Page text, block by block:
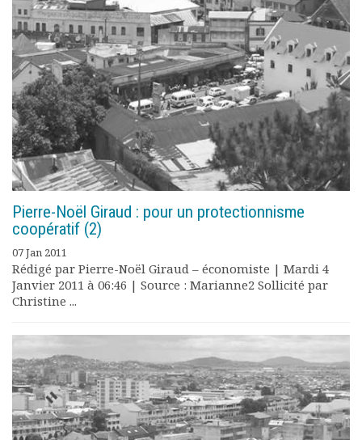
Pierre-Noël Giraud : pour un protectionnisme
coopératif (2)
07 Jan 2011
Rédigé par Pierre-Noël Giraud – économiste | Mardi 4
Janvier 2011 à 06:46 | Source : Marianne2 Sollicité par
Christine ...